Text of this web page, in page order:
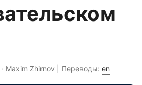
· Maxim Zhirnov | Переводы: en